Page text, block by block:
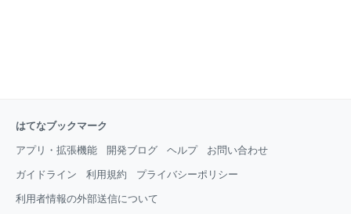
はてなブックマーク
アプリ・拡張機能 開発ブログ ヘルプ お問い合わせ
ガイドライン 利用規約 プライバシーポリシー
利用者情報の外部送信について